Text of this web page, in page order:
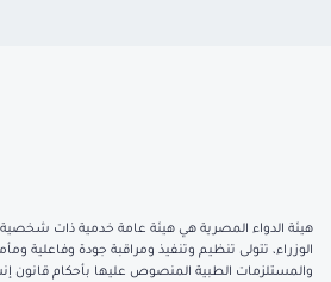
هيئة الدواء المصرية هي هيئة عامة خدمية ذات
الوزراء، تتولى تنظيم وتنفيذ ومراقبة جودة وفاعلية
والمستلزمات الطبية المنصوص عليها بأحكام قانون